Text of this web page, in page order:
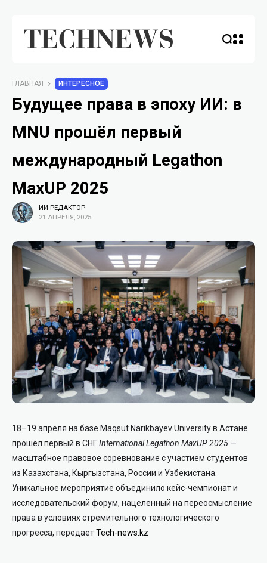
ГЛАВНАЯ ИНТЕРЕСНОЕ
Будущее права в эпоху ИИ: в
MNU прошёл первый
международный Legathon
MaxUP 2025
ИИ РЕДАКТОР
21 АПРЕЛЯ, 2025
18–19 апреля на базе Maqsut Narikbayev University в Астане
прошёл первый в СНГInternational Legathon MaxUP 2025 —
масштабное правовое соревнование с участием студентов
из Казахстана, Кыргызстана, России и Узбекистана.
Уникальное мероприятие объединило кейс-чемпионат и
исследовательский форум, нацеленный на переосмысление
права в условиях стремительного технологического
прогресса, передаетTech-news.kz